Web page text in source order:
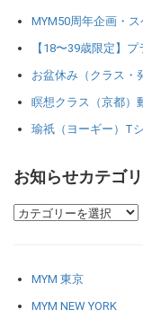
MYM50周年企画・ス
【18〜39歳限定】
お盆休み（クラス・
瞑想クラス（京都）
瑜祇（ヨーギー）T
お知らせカテゴ
MYM 東京
MYM NEW YORK